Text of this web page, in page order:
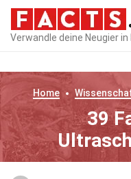
Verwandle deine Neugier
Home
39